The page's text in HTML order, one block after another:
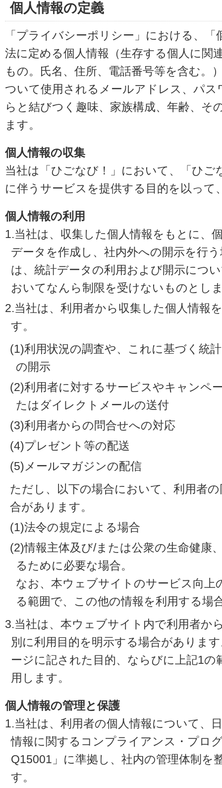
個人情報の定義
「プライバシーポリシー」における、
法に定める個人情報（生存する個人に関
もの。氏名、住所、電話番号等を含む。
ついて使用されるメールアドレス、パ
らと結びつく趣味、家族構成、年齢、そ
ます。
個人情報の収集
当社は「ひごなび！」において、「ひ
に伴うサービスを提供する目的を以って
個人情報の利用
1.当社は、収集した個人情報をもとに、
データを作成し、社内外への開示を行
は、統計データの利用および開示につ
おいてなんら制限を受けないものとし
2.当社は、利用者から収集した個人情報
す。
(1)利用状況の調査や、これに基づく統
の開示
(2)利用者に対するサービスやキャンペ
たはダイレクトメールの送付
(3)利用者からの問合せへの対応
(4)プレゼント等の配送
(5)メールマガジンの配信
ただし、以下の場合において、利用者
合があります。
(1)法令の規定による場合
(2)情報主体及び/または公衆の生命健康
るために必要な場合。
なお、本ウェブサイトのサービス向上
る範囲で、この他の情報を利用する場
3.当社は、本ウェブサイト内で利用者か
別に利用目的を明示する場合がありま
ージに記された目的、ならびに上記1の
用します。
個人情報の管理と保護
1.当社は、利用者の個人情報について、
情報に関するコンプライアンス・プロ
Q15001」に準拠し、社内の管理体制を
す。